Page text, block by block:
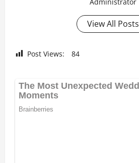
View All Posts
Post Views: 84